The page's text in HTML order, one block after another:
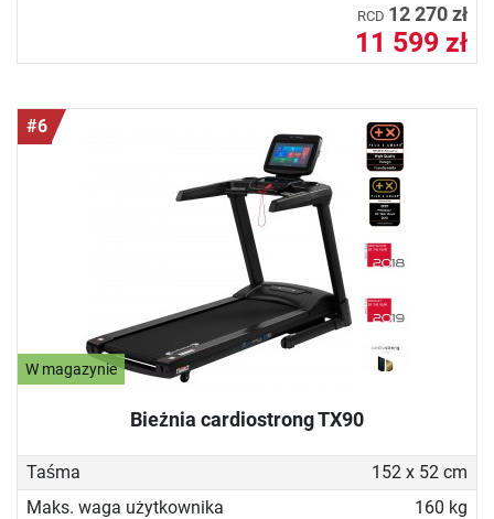
RCD 12 270 zł
11 599 zł
#6
W magazynie
Bieżnia cardiostrong TX90
Taśma
152 x 52 cm
Maks. waga użytkownika
160 kg